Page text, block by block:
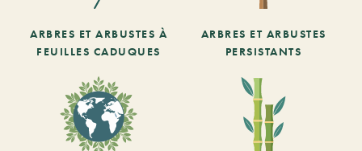
ARBRES ET ARBUSTES À
FEUILLES CADUQUES
ARBRES ET ARBUSTES
PERSISTANTS